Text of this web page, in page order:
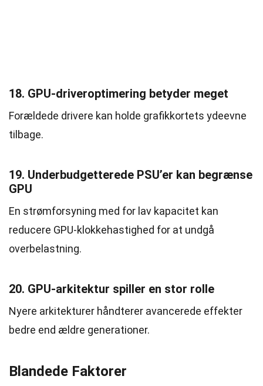
18. GPU-driveroptimering betyder meget
Forældede drivere kan holde grafikkortets ydeevne
tilbage.
19. Underbudgetterede PSU’er kan begrænse
GPU
En strømforsyning med for lav kapacitet kan
reducere GPU-klokkehastighed for at undgå
overbelastning.
20. GPU-arkitektur spiller en stor rolle
Nyere arkitekturer håndterer avancerede effekter
bedre end ældre generationer.
Blandede Faktorer